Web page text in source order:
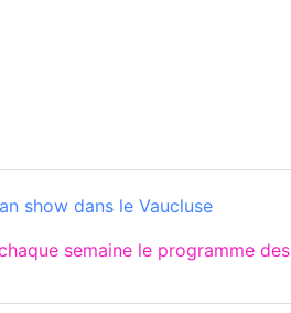
show dans le Vaucluse
semaine le programme